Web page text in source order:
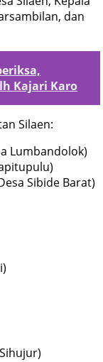
dan
Kajari Karo
Silaen:
Lumbandolok)
Sibide Barat)